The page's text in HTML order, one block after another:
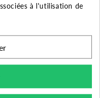
0,57 €à l'utilisation de